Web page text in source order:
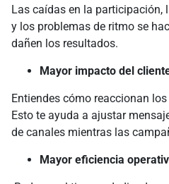
Las caídas en la participación,
y los problemas de ritmo se
dañen los resultados.
Mayor impacto del
Entiendes cómo reaccionan
Esto te ayuda a ajustar
de canales mientras las
Mayor eficiencia